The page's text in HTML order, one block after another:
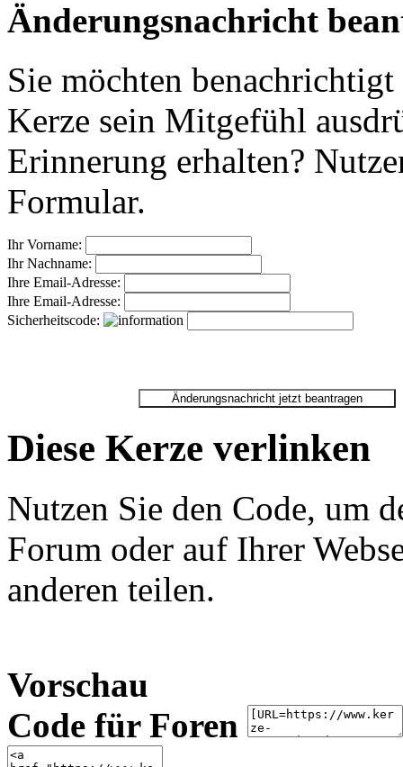
Änderungsnachricht
Sie möchten
Kerze sein Mitgefühl
Erinnerung erhalten?
Formular.
Ihr Vorname:
Ihr Nachname:
Ihre Email-Adresse:
Ihre Email-Adresse:
Sicherheitscode:
Diese Kerze verlinken
Nutzen Sie den Code, um
Forum oder auf Ihrer
anderen teilen.
Vorschau
Code für Foren